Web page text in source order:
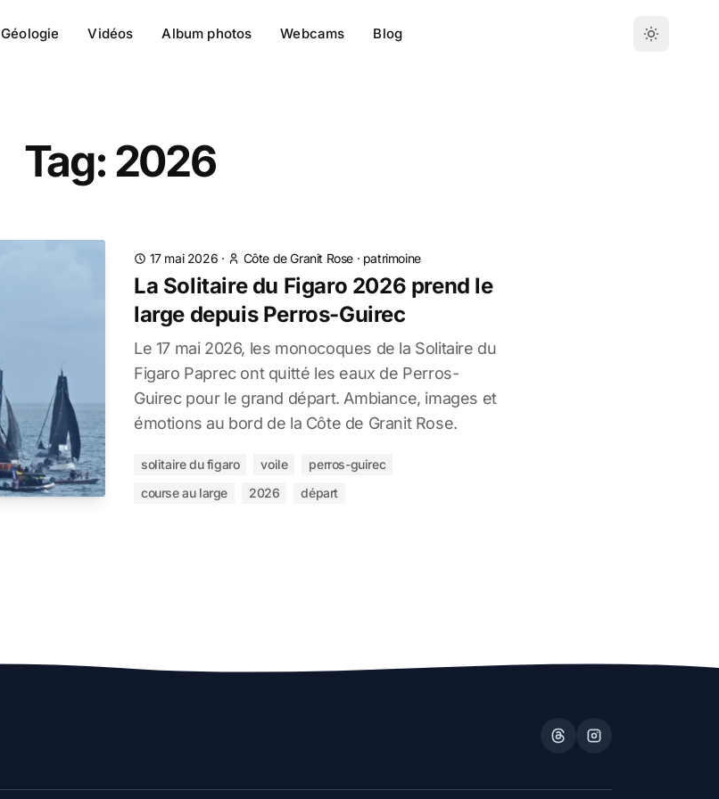
Géologie Vidéos Album photos Webcams Blog
Tag: 2026
17 mai 2026 · Côte de Granit Rose · patrimoine
La Solitaire du Figaro 2026 prend le
large depuis Perros-Guirec
Le 17 mai 2026, les monocoques de la Solitaire du
Figaro Paprec ont quitté les eaux de Perros-
Guirec pour le grand départ. Ambiance, images et
émotions au bord de la Côte de Granit Rose.
solitaire du figaro voile
perros-guirec
course au large
2026 départ